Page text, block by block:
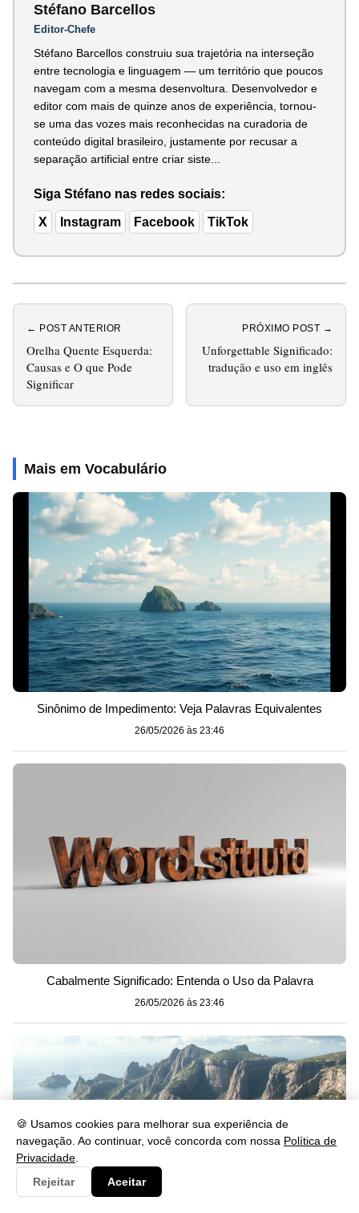
🍪 Usamos cookies para melhorar sua experiência de
navegação. Ao continuar, você concorda com nossa Política de
Privacidade
Rejeitar
Aceitar
Stéfano Barcellos
Editor-Chefe
Stéfano Barcellos construiu sua trajetória na interseção
entre tecnologia e linguagem — um território que poucos
navegam com a mesma desenvoltura. Desenvolvedor e
editor com mais de quinze anos de experiência, tornou-
se uma das vozes mais reconhecidas na curadoria de
conteúdo digital brasileiro, justamente por recusar a
separação artificial entre criar siste...
Siga Stéfano nas redes sociais:
X Instagram Facebook TikTok
← POST ANTERIOR
Orelha Quente Esquerda:
Causas e O que Pode
Significar
PRÓXIMO POST →
Unforgettable Significado:
tradução e uso em inglês
Mais em Vocabulário
Sinônimo de Impedimento: Veja Palavras Equivalentes
26/05/2026 às 23:46
Cabalmente Significado: Entenda o Uso da Palavra
26/05/2026 às 23:46